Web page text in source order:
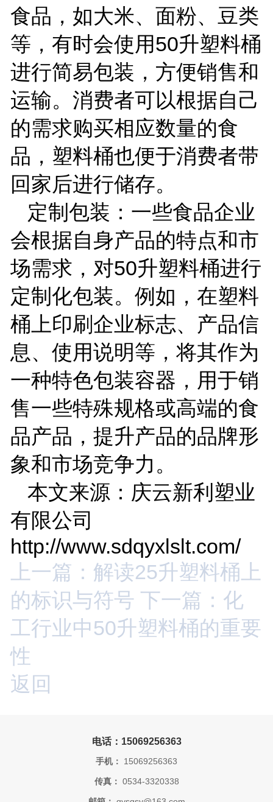
食品，如大米、面粉、豆类
等，有时会使用50升塑料桶
进行简易包装，方便销售和
运输。消费者可以根据自己
的需求购买相应数量的食
品，塑料桶也便于消费者带
回家后进行储存。
定制包装：一些食品企业
会根据自身产品的特点和市
场需求，对50升塑料桶进行
定制化包装。例如，在塑料
桶上印刷企业标志、产品信
息、使用说明等，将其作为
一种特色包装容器，用于销
售一些特殊规格或高端的食
品产品，提升产品的品牌形
象和市场竞争力。
本文来源：庆云新利塑业
有限公司
http://www.sdqyxlslt.com/
上一篇：解读25升塑料桶上
的标识与符号 下一篇：化
工行业中50升塑料桶的重要
性
返回
电话：15069256363
手机： 15069256363
传真： 0534-3320338